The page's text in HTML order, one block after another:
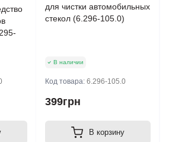
для чистки автомобильных
стекол (6.296-105.0)
В наличии
Код товара: 6.296-105.0
399грн
В корзину